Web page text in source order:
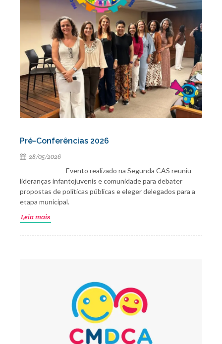
Pré-Conferências 2026
28/05/2026
Evento realizado na Segunda CAS reuniu
lideranças infantojuvenis e comunidade para debater
propostas de políticas públicas e eleger delegados para a
etapa municipal.
Leia mais